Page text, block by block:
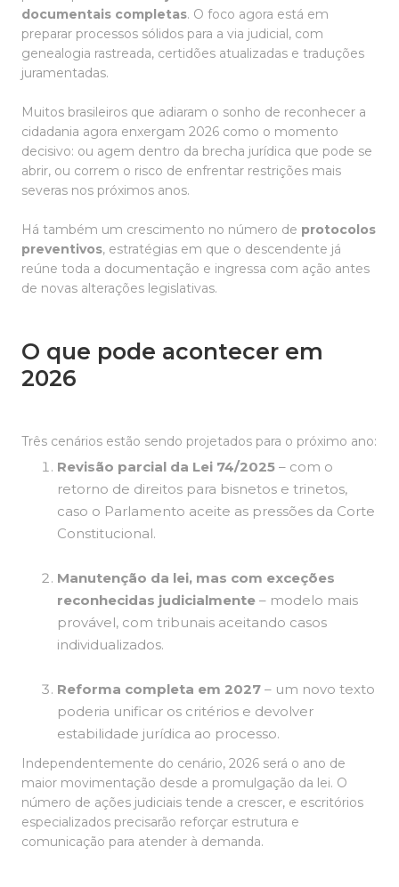
documentais completas. O foco agora está em
preparar processos sólidos para a via judicial, com
genealogia rastreada, certidões atualizadas e traduções
juramentadas.
Muitos brasileiros que adiaram o sonho de reconhecer a
cidadania agora enxergam 2026 como o momento
decisivo: ou agem dentro da brecha jurídica que pode se
abrir, ou correm o risco de enfrentar restrições mais
severas nos próximos anos.
Há também um crescimento no número de protocolos
preventivos, estratégias em que o descendente já
reúne toda a documentação e ingressa com ação antes
de novas alterações legislativas.
O que pode acontecer em
2026
Três cenários estão sendo projetados para o próximo ano:
Revisão parcial da Lei 74/2025 – com o
retorno de direitos para bisnetos e trinetos,
caso o Parlamento aceite as pressões da Corte
Constitucional.
Manutenção da lei, mas com exceções
reconhecidas judicialmente – modelo mais
provável, com tribunais aceitando casos
individualizados.
Reforma completa em 2027 – um novo texto
poderia unificar os critérios e devolver
estabilidade jurídica ao processo.
Independentemente do cenário, 2026 será o ano de
maior movimentação desde a promulgação da lei. O
número de ações judiciais tende a crescer, e escritórios
especializados precisarão reforçar estrutura e
comunicação para atender à demanda.